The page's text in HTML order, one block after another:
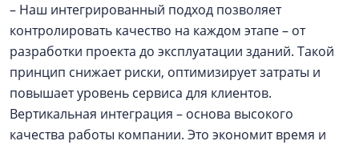
– Наш интегрированный подход позволяет
контролировать качество на каждом этапе – от
разработки проекта до эксплуатации зданий. Такой
принцип снижает риски, оптимизирует затраты и
повышает уровень сервиса для клиентов.
Вертикальная интеграция – основа высокого
качества работы компании. Это экономит время и